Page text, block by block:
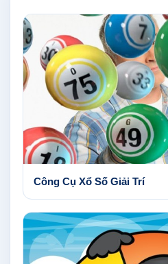
Công Cụ Xổ Số Giải Trí